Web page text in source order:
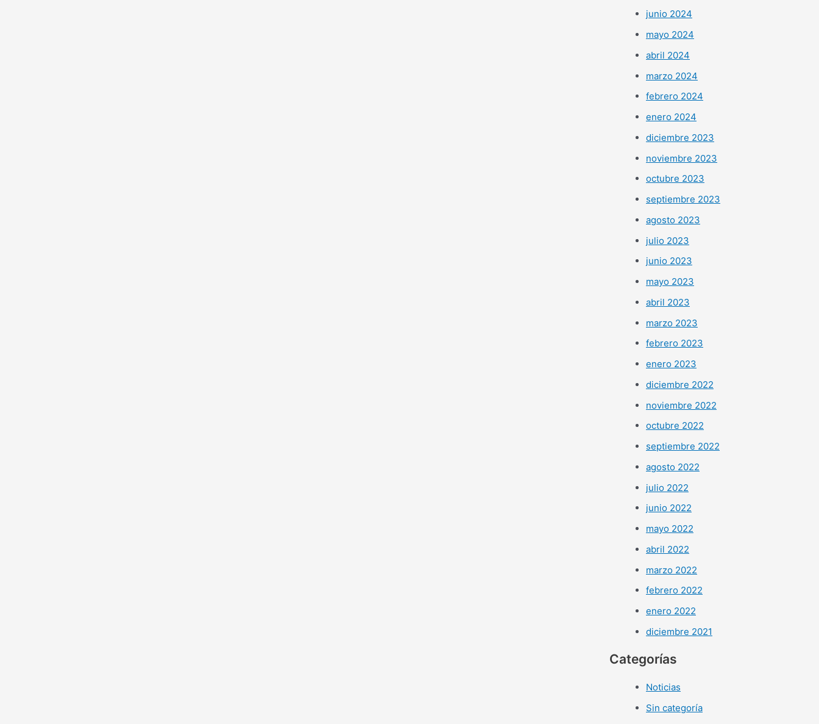
junio 2024
mayo 2024
abril 2024
marzo 2024
febrero 2024
enero 2024
diciembre 2023
noviembre 2023
octubre 2023
septiembre 2023
agosto 2023
julio 2023
junio 2023
mayo 2023
abril 2023
marzo 2023
febrero 2023
enero 2023
diciembre 2022
noviembre 2022
octubre 2022
septiembre 2022
agosto 2022
julio 2022
junio 2022
mayo 2022
abril 2022
marzo 2022
febrero 2022
enero 2022
diciembre 2021
Categorías
Noticias
Sin categoría